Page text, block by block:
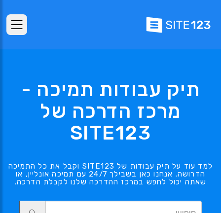
תיק עבודות תמיכה -
מרכז הדרכה של
SITE123
למד עוד על תיק עבודות של SITE123 וקבל את כל התמיכה
הדרושה. אנחנו כאן בשבילך 24/7 עם תמיכה אונליין, או
שאתה יכול לחפש במרכז ההדרכה שלנו לקבלת הדרכה.